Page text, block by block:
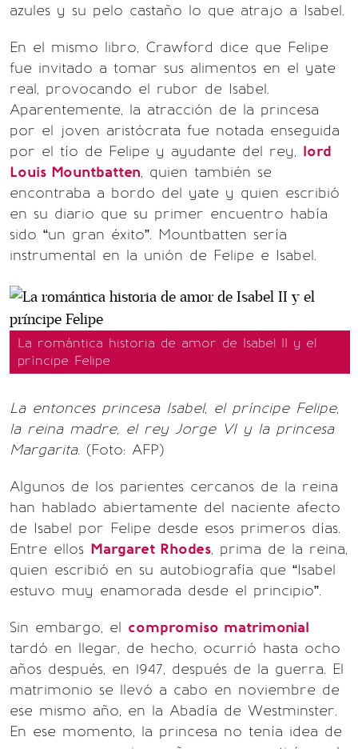
azules y su pelo castaño lo que atrajo a Isabel.
En el mismo libro, Crawford dice que Felipe
fue invitado a tomar sus alimentos en el yate
real, provocando el rubor de Isabel.
Aparentemente, la atracción de la princesa
por el joven aristócrata fue notada enseguida
por el tío de Felipe y ayudante del rey, lord
Louis Mountbatten, quien también se
encontraba a bordo del yate y quien escribió
en su diario que su primer encuentro había
sido “un gran éxito”. Mountbatten sería
instrumental en la unión de Felipe e Isabel.
La romántica historia de amor de Isabel II y el
príncipe Felipe
La entonces princesa Isabel, el príncipe Felipe,
la reina madre, el rey Jorge VI y la princesa
Margarita. (Foto: AFP)
Algunos de los parientes cercanos de la reina
han hablado abiertamente del naciente afecto
de Isabel por Felipe desde esos primeros días.
Entre ellos Margaret Rhodes, prima de la reina,
quien escribió en su autobiografía que “Isabel
estuvo muy enamorada desde el principio”.
Sin embargo, el compromiso matrimonial
tardó en llegar, de hecho, ocurrió hasta ocho
años después, en 1947, después de la guerra. El
matrimonio se llevó a cabo en noviembre de
ese mismo año, en la Abadía de Westminster.
En ese momento, la princesa no tenía idea de